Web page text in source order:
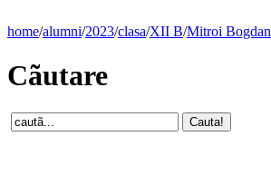
home/alumni/2023/clasa/XII B/Mitroi Bogdan
Cãutare